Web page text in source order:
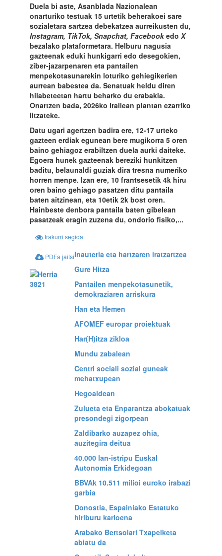
Duela bi aste, Asanblada Nazionalean
onarturiko testuak 15 urtetik beherakoei sare
sozialetara sartzea debekatzea aurreikusten du,
Instagram, TikTok, Snapchat, Facebookedo X
bezalako plataformetara. Helburu nagusia
gazteenak eduki hunkigarri edo desegokien,
ziber-jazarpenaren eta pantailen
menpekotasunarekin loturiko gehiegikerien
aurrean babestea da. Senatuak heldu diren
hilabeteetan hartu beharko du erabakia.
Onartzen bada, 2026ko irailean plantan ezarriko
litzateke.
Datu ugari agertzen badira ere, 12-17 urteko
gazteen erdiak egunean bere mugikorra 5 oren
baino gehiagoz erabiltzen duela aurki daiteke.
Egoera hunek gazteenak bereziki hunkitzen
baditu, belaunaldi guziak dira tresna numeriko
horren menpe. Izan ere, 10 frantsesetik 4k hiru
oren baino gehiago pasatzen ditu pantaila
baten aitzinean, eta 10etik 2k bost oren.
Hainbeste denbora pantaila baten gibelean
pasatzeak eragin zuzena du, ondorio fisiko,...
Irakurri segida
PDFa jaitsiInauteria eta hartzaren iratzartzea
Gure Hitza
Pantailen menpekotasunetik,
demokraziaren arriskura
Han eta Hemen
AFOMEF europar proiektuak
Har(H)itza zikloa
Mundu zabalean
Centri sociali sozial guneak
mehatxupean
Hegoaldean
Zulueta eta Enparantza abokatuak
presondegi zigorpean
Zaldibarko auzapez ohia,
auzitegira deitua
40.000 lan-istripu Euskal
Autonomia Erkidegoan
BBVAk 10.511 milioi euroko irabazi
garbia
Donostia, Espainiako Estatuko
hiriburu karioena
Arabako Bertsolari Txapelketa
abiatu da